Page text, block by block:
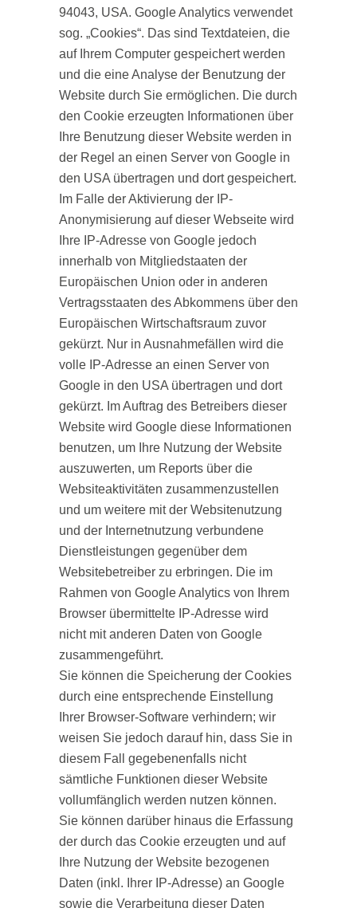
94043, USA. Google Analytics verwendet
sog. „Cookies“. Das sind Textdateien, die
auf Ihrem Computer gespeichert werden
und die eine Analyse der Benutzung der
Website durch Sie ermöglichen. Die durch
den Cookie erzeugten Informationen über
Ihre Benutzung dieser Website werden in
der Regel an einen Server von Google in
den USA übertragen und dort gespeichert.
Im Falle der Aktivierung der IP-
Anonymisierung auf dieser Webseite wird
Ihre IP-Adresse von Google jedoch
innerhalb von Mitgliedstaaten der
Europäischen Union oder in anderen
Vertragsstaaten des Abkommens über den
Europäischen Wirtschaftsraum zuvor
gekürzt. Nur in Ausnahmefällen wird die
volle IP-Adresse an einen Server von
Google in den USA übertragen und dort
gekürzt. Im Auftrag des Betreibers dieser
Website wird Google diese Informationen
benutzen, um Ihre Nutzung der Website
auszuwerten, um Reports über die
Websiteaktivitäten zusammenzustellen
und um weitere mit der Websitenutzung
und der Internetnutzung verbundene
Dienstleistungen gegenüber dem
Websitebetreiber zu erbringen. Die im
Rahmen von Google Analytics von Ihrem
Browser übermittelte IP-Adresse wird
nicht mit anderen Daten von Google
zusammengeführt.
Sie können die Speicherung der Cookies
durch eine entsprechende Einstellung
Ihrer Browser-Software verhindern; wir
weisen Sie jedoch darauf hin, dass Sie in
diesem Fall gegebenenfalls nicht
sämtliche Funktionen dieser Website
vollumfänglich werden nutzen können.
Sie können darüber hinaus die Erfassung
der durch das Cookie erzeugten und auf
Ihre Nutzung der Website bezogenen
Daten (inkl. Ihrer IP-Adresse) an Google
sowie die Verarbeitung dieser Daten